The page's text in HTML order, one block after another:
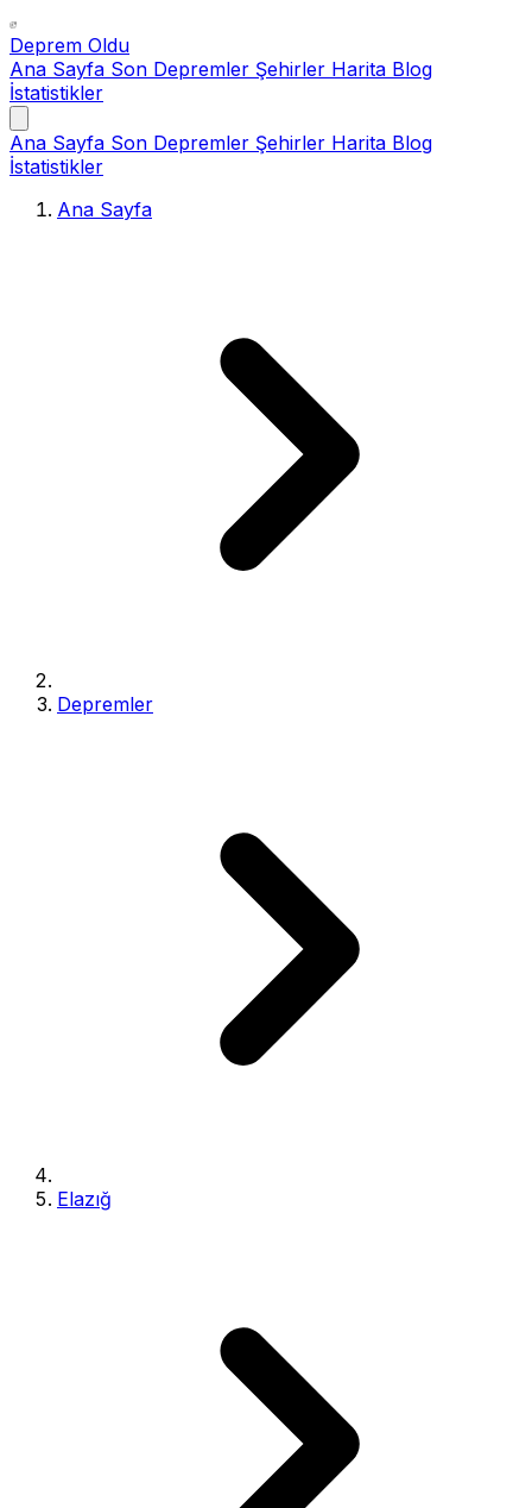
Deprem Oldu
Ana Sayfa Son Depremler Şehirler Harita Blog
İstatistikler
Ana Sayfa Son Depremler Şehirler Harita Blog
İstatistikler
Ana Sayfa
Depremler
Elazığ